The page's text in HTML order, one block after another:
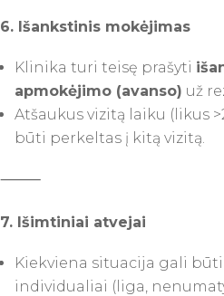
6. Išankstinis mokėjimas
Klinika turi teisę prašyti
apmokėjimo (avanso) už
Atšaukus vizitą laiku (likus
būti perkeltas į kitą vizitą.
⸻
7. Išimtiniai atvejai
Kiekviena situacija gali
individualiai (liga,